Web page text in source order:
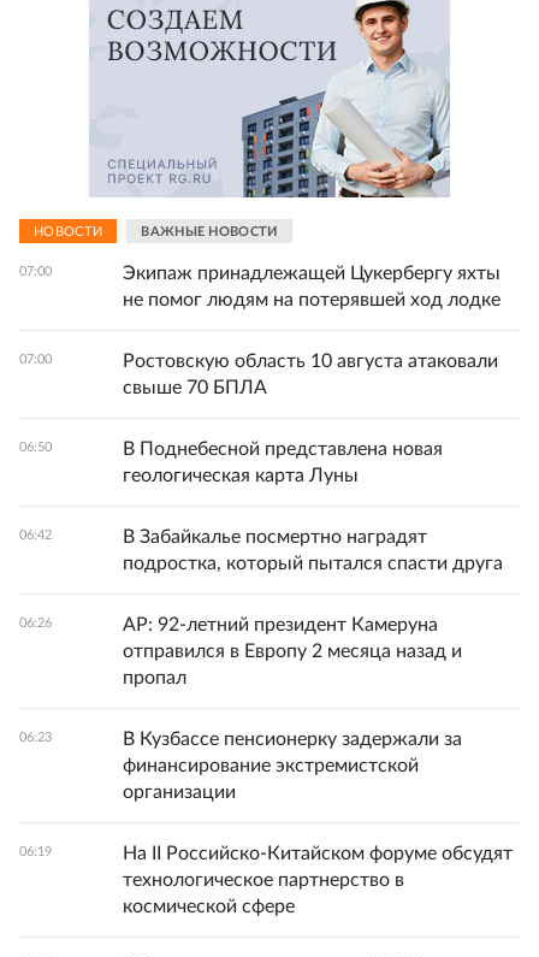
НОВОСТИ ВАЖНЫЕ НОВОСТИ
07:00
Экипаж принадлежащей Цукербергу яхты
не помог людям на потерявшей ход лодке
07:00
Ростовскую область 10 августа атаковали
свыше 70 БПЛА
06:50
В Поднебесной представлена новая
геологическая карта Луны
06:42
В Забайкалье посмертно наградят
подростка, который пытался спасти друга
06:26
AP: 92-летний президент Камеруна
отправился в Европу 2 месяца назад и
пропал
06:23
В Кузбассе пенсионерку задержали за
финансирование экстремистской
организации
06:19
На II Российско-Китайском форуме обсудят
технологическое партнерство в
космической сфере